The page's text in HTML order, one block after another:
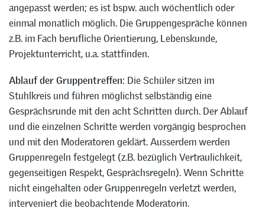
angepasst werden; es ist bspw. auch wöchentlich oder
einmal monatlich möglich. Die Gruppengespräche können
z.B. im Fach berufliche Orientierung, Lebenskunde,
Projektunterricht, u.a. stattfinden.
Ablauf der Gruppentreffen: Die Schüler sitzen im
Stuhlkreis und führen möglichst selbständig eine
Gesprächsrunde mit den acht Schritten durch. Der Ablauf
und die einzelnen Schritte werden vorgängig besprochen
und mit den Moderatoren geklärt. Ausserdem werden
Gruppenregeln festgelegt (z.B. bezüglich Vertraulichkeit,
gegenseitigen Respekt, Gesprächsregeln). Wenn Schritte
nicht eingehalten oder Gruppenregeln verletzt werden,
interveniert die beobachtende Moderatorin.